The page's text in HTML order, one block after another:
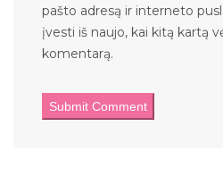
pašto adresą ir interneto
įvesti iš naujo, kai kitą kartą
komentarą.